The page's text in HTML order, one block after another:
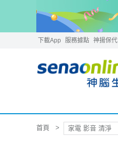
下載App 服務據點 神揚保代
首頁 家電 影音 清淨